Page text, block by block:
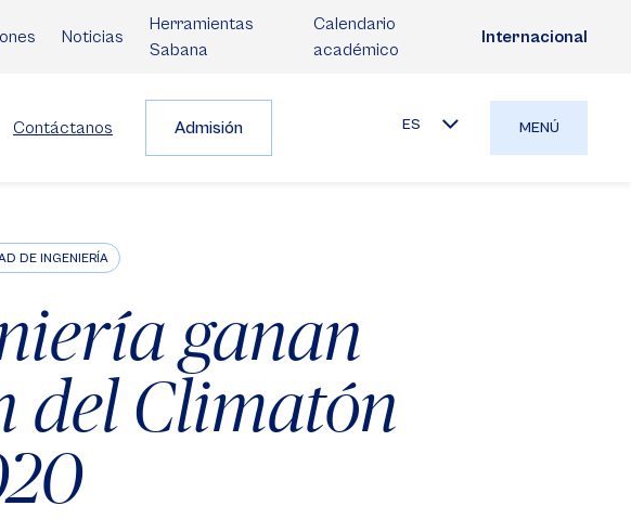
Noticias
Herramientas
Sabana
Calendario
académico
Internacional
Contáctanos Admisión ES MENÚ
DE INGENIERÍA
ganan
del Climatón